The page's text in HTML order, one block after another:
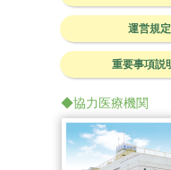
◆協力医療機関
運営規定
重要事項説